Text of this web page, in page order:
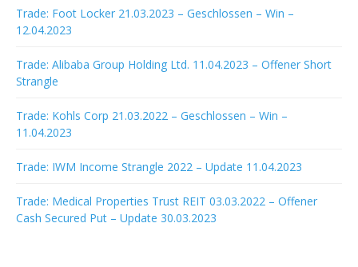
Trade: Foot Locker 21.03.2023 – Geschlossen – Win –
12.04.2023
Trade: Alibaba Group Holding Ltd. 11.04.2023 – Offener Short
Strangle
Trade: Kohls Corp 21.03.2022 – Geschlossen – Win –
11.04.2023
Trade: IWM Income Strangle 2022 – Update 11.04.2023
Trade: Medical Properties Trust REIT 03.03.2022 – Offener
Cash Secured Put – Update 30.03.2023